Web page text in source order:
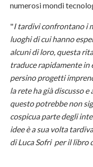
numerosi mondi
"I tardivi confrontano i
luoghi di cui hanno
alcuni di loro, questa
traduce rapidamente in
persino progetti
la rete ha già discusso
questo potrebbe non
cospicua parte degli
idee è a sua volta
di Luca Sofri per il libro